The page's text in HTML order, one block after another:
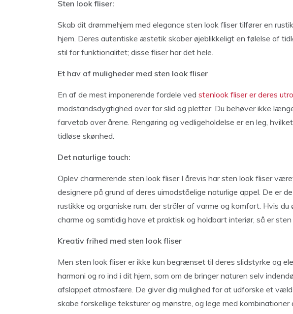
Sten look fliser:
Skab dit drømmehjem med elegance sten look fliser tilfører en
hjem. Deres autentiske æstetik skaber øjeblikkeligt en følelse af
stil for funktionalitet; disse fliser har det hele.
Et hav af muligheder med sten look fliser
En af de mest imponerende fordele ved stenlook fliser er deres
modstandsdygtighed over for slid og pletter. Du behøver ikke
farvetab over årene. Rengøring og vedligeholdelse er en leg,
tidløse skønhed.
Det naturlige touch:
Oplev charmerende sten look fliser I årevis har sten look fliser
designere på grund af deres uimodståelige naturlige appel. De er
rustikke og organiske rum, der stråler af varme og komfort. Hvis
charme og samtidig have et praktisk og holdbart interiør, så er
Kreativ frihed med sten look fliser
Men sten look fliser er ikke kun begrænset til deres slidstyrke og
harmoni og ro ind i dit hjem, som om de bringer naturen selv
afslappet atmosfære. De giver dig mulighed for at udforske et væld
skabe forskellige teksturer og mønstre, og lege med